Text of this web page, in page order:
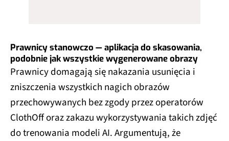
Prawnicy stanowczo — aplikacja do skasowania,
podobnie jak wszystkie wygenerowane obrazy
Prawnicy domagają się nakazania usunięcia i
zniszczenia wszystkich nagich obrazów
przechowywanych bez zgody przez operatorów
ClothOff oraz zakazu wykorzystywania takich zdjęć
do trenowania modeli AI. Argumentują, że